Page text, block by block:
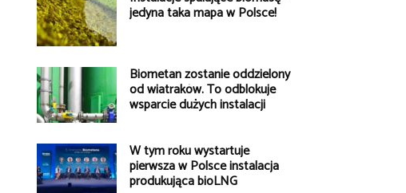
jedyna taka mapa w Polsce!
Biometan zostanie oddzielony
od wiatraków. To odblokuje
wsparcie dużych instalacji
W tym roku wystartuje
pierwsza w Polsce instalacja
produkująca bioLNG